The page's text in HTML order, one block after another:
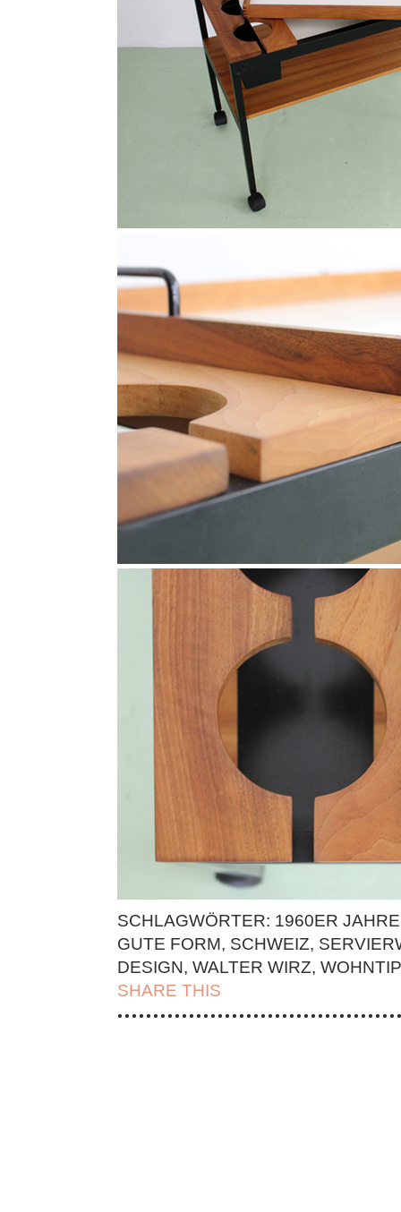
SCHLAGWÖRTER: 1960ER JAHRE
GUTE FORM, SCHWEIZ,
DESIGN, WALTER WIRZ, WOHNTIP
SHARE THIS